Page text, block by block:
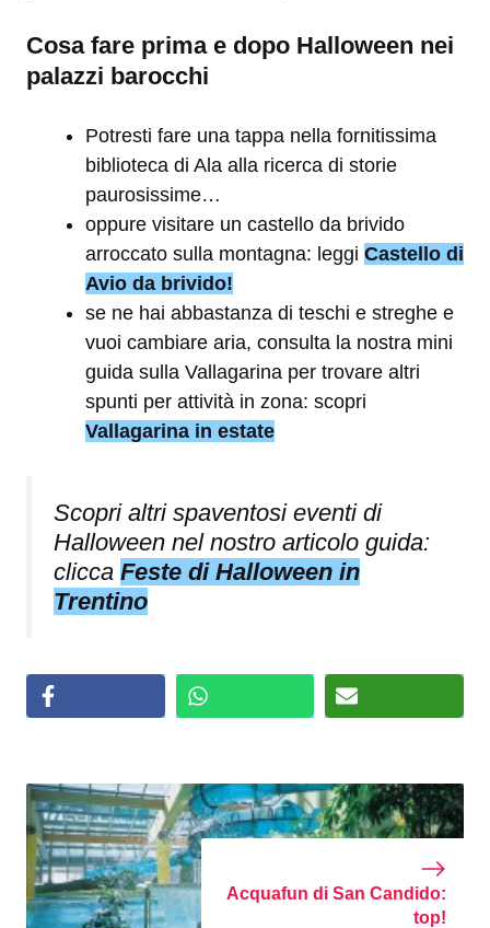
Cosa fare prima e dopo Halloween nei
palazzi barocchi
Potresti fare una tappa nella fornitissima
biblioteca di Ala alla ricerca di storie
paurosissime…
oppure visitare un castello da brivido
arroccato sulla montagna: leggi Castello di
Avio da brivido!
se ne hai abbastanza di teschi e streghe e
vuoi cambiare aria, consulta la nostra mini
guida sulla Vallagarina per trovare altri
spunti per attività in zona: scopri
Vallagarina in estate
Scopri altri spaventosi eventi di
Halloween nel nostro articolo guida:
clicca Feste di Halloween in
Trentino
Acquafun di San Candido:
top!